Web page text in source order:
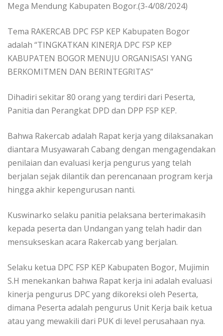
Mega Mendung Kabupaten Bogor.(3-4/08/2024)
Tema RAKERCAB DPC FSP KEP Kabupaten Bogor
adalah “TINGKATKAN KINERJA DPC FSP KEP
KABUPATEN BOGOR MENUJU ORGANISASI YANG
BERKOMITMEN DAN BERINTEGRITAS”
Dihadiri sekitar 80 orang yang terdiri dari Peserta,
Panitia dan Perangkat DPD dan DPP FSP KEP.
Bahwa Rakercab adalah Rapat kerja yang dilaksanakan
diantara Musyawarah Cabang dengan mengagendakan
penilaian dan evaluasi kerja pengurus yang telah
berjalan sejak dilantik dan perencanaan program kerja
hingga akhir kepengurusan nanti.
Kuswinarko selaku panitia pelaksana berterimakasih
kepada peserta dan Undangan yang telah hadir dan
mensukseskan acara Rakercab yang berjalan.
Selaku ketua DPC FSP KEP Kabupaten Bogor, Mujimin
S.H menekankan bahwa Rapat kerja ini adalah evaluasi
kinerja pengurus DPC yang dikoreksi oleh Peserta,
dimana Peserta adalah pengurus Unit Kerja baik ketua
atau yang mewakili dari PUK di level perusahaan nya.